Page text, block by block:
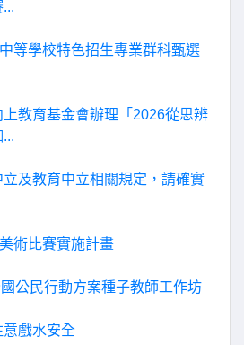
等學校特色招生專業群科甄選
教育基金會辦理「2026從思辨
及教育中立相關規定，請確實
術比賽實施計畫
公民行動方案種子教師工作坊
意戲水安全